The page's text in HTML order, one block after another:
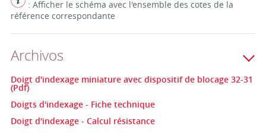
: Afficher le schéma avec l'ensemble des cotes de la
référence correspondante
Archivos
Doigt d'indexage miniature avec dispositif de blocage 32-31
(Pdf)
Doigts d'indexage - Fiche technique
Doigt d'indexage - Calcul résistance